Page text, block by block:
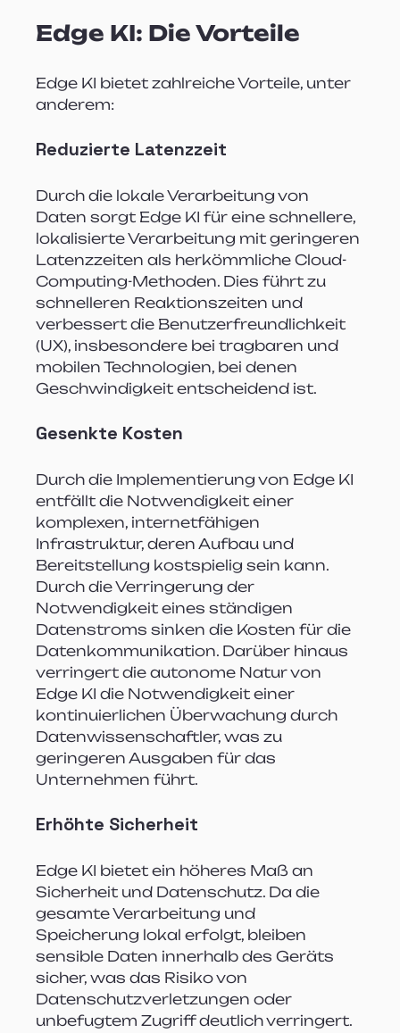
Edge KI: Die Vorteile
Edge KI bietet zahlreiche Vorteile, unter
anderem:
Reduzierte Latenzzeit
Durch die lokale Verarbeitung von
Daten sorgt Edge KI für eine schnellere,
lokalisierte Verarbeitung mit geringeren
Latenzzeiten als herkömmliche Cloud-
Computing-Methoden. Dies führt zu
schnelleren Reaktionszeiten und
verbessert die Benutzerfreundlichkeit
(UX), insbesondere bei tragbaren und
mobilen Technologien, bei denen
Geschwindigkeit entscheidend ist.
Gesenkte Kosten
Durch die Implementierung von Edge KI
entfällt die Notwendigkeit einer
komplexen, internetfähigen
Infrastruktur, deren Aufbau und
Bereitstellung kostspielig sein kann.
Durch die Verringerung der
Notwendigkeit eines ständigen
Datenstroms sinken die Kosten für die
Datenkommunikation. Darüber hinaus
verringert die autonome Natur von
Edge KI die Notwendigkeit einer
kontinuierlichen Überwachung durch
Datenwissenschaftler, was zu
geringeren Ausgaben für das
Unternehmen führt.
Erhöhte Sicherheit
Edge KI bietet ein höheres Maß an
Sicherheit und Datenschutz. Da die
gesamte Verarbeitung und
Speicherung lokal erfolgt, bleiben
sensible Daten innerhalb des Geräts
sicher, was das Risiko von
Datenschutzverletzungen oder
unbefugtem Zugriff deutlich verringert.